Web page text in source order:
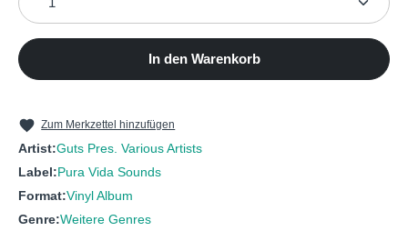
8 Jobby Valente Mi Moin Mi Ou
8
Chucho Pinto Y Sus
Kassinos
In den Warenkorb
Zum Merkzettel hinzufügen
Artist:Guts Pres. Various Artists
Label:Pura Vida Sounds
Format:Vinyl Album
Genre:Weitere Genres